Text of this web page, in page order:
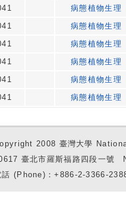
病態植物生理
病態植物生理
病態植物生理
病態植物生理
病態植物生理
病態植物生理
2008 臺灣大學
臺北市羅斯福路四段一
話 (Phone)：+886-2-3366-